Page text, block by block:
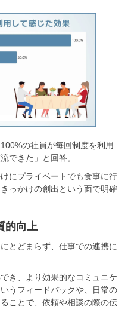
の社員が毎回制度を利用
できた」と回答。
にプライベートでも食事に行
っかけの創出という面で明確
的向上
とどまらず、仕事での連携に
き、より効果的なコミュニケ
うフィードバックや、日常の
ことで、依頼や相談の際の伝